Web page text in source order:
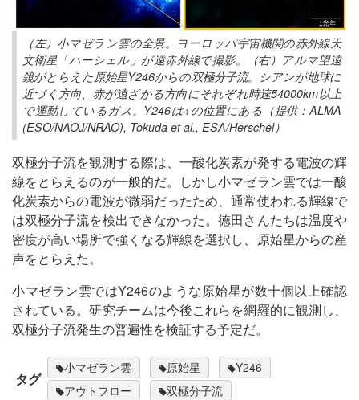
（左）小マゼラン雲の全景。ヨーロッパ宇宙機関の赤外線天
文衛星「ハーシェル」が遠赤外線で撮影。（右）アルマ望遠
鏡がとらえた原始星Y246からの双極分子流。シアンが地球に
近づく方向、赤が遠ざかる方向にそれぞれ時速54000km以上
で運動しているガス。Y246は+の位置にある（提供：ALMA
(ESO/NAOJ/NRAO), Tokuda et al., ESA/Herschel）
双極分子流を観測する際は、一酸化炭素が発する電波の輝
線をとらえるのが一般的だ。しかし小マゼラン雲では一酸
化炭素からの電波が微弱だったため、通常使われる輝線で
は双極分子流を検出できなかった。徳田さんたちは温度や
密度が高い場所で強くなる輝線を選択し、原始星からの産
声をとらえた。
小マゼラン雲ではY246のような原始星が数十個以上確認
されている。研究チームは今後これらを網羅的に観測し、
双極分子流発生の普遍性を検証する予定だ。
タグ
小マゼラン雲 原始星
Y246
アウトフロー
双極分子流